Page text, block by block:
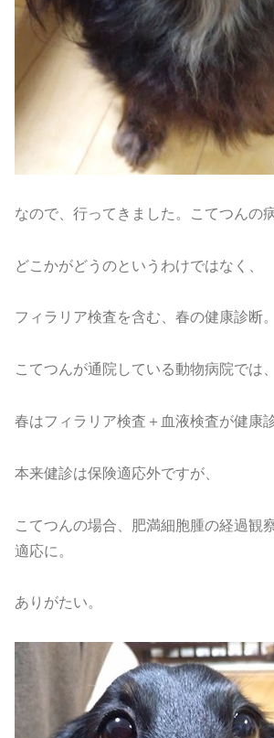
なので、行ってきました。こてつんの病
どこかがどうのというわけではなく、
フィラリア検査を含む、春の健康診断。
こてつんが通院している動物病院では、
春はフィラリア検査＋血液検査が健康
本来健診は保険適応外ですが、
こてつんの場合、肥満細胞腫の経過観
適応に。
ありがたい。